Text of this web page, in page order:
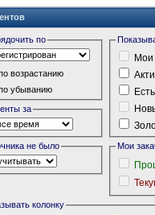
по
возрастанию
убыванию
за
не было
Мои
Мои
колонку